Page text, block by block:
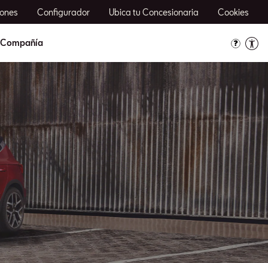
Configurador Ubica tu Concesionaria Cookies
Compañía